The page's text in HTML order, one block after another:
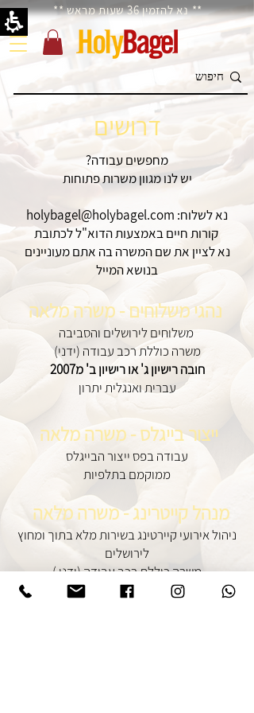
דרושים
Holy
Bagel
** נא להזמין 36 שעות מראש **
דרושים
?מחפשים עבודה
יש לנו מגוון משרות פתוחות
holybagel@holybagel.com :נא לשלוח
קורות חיים באמצעות הדוא"ל לכתובת
נא לציין את שם המשרה בה אתם מעוניינים
בנושא המייל
משלוחים לירושלים והסביבה
משרה כוללת רכב עבודה (ידני)
חובה רישיון ג' או רישיון ב' מ2007
עברית ואנגלית יתרון
ייצור בייגלס - משרה מלאה
עבודה בפס ייצור הבייגלס
ממוקמם בתלפיות
מנהל קייטרינג - משרה מלאה
ניהול אירועי קיירטינג בשירות מלא בתוך ומחוץ
לירושלים
( משרה כוללת רכב עבודה (ידני
עברית ואנגלית יתרון